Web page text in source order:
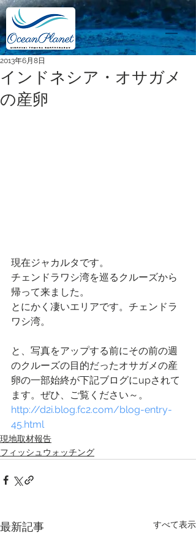
インドネシア・オサガメ
の産卵
2013年6月8日
現在ジャカルタです。
チェンドラワシ湾を巡るクルーズから
帰って来ました。
とにかく凄いエリアです。チェンドラ
ワシ湾。
と、写真をアップする前にその前の週
のクルーズの目的だったオサガメの産
卵の一部始終が下記ブログにupされて
ます。ぜひ、ご覧ください～。
http://d2i.blog.fc2.com/blog-entry-
45.html
現地取材報告
フィッシュウォッチング
最新記事 すべて表示